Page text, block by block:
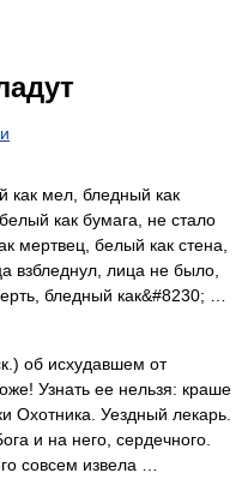
как мел, бледный как
как бумага, не стало
мертвец, белый как стена,
взбледнул, лица не было,
бледный как&#8230; …
об исхудавшем от
Узнать ее нельзя: краше
Охотника. Уездный лекарь.
и на него, сердечного.
совсем извела …